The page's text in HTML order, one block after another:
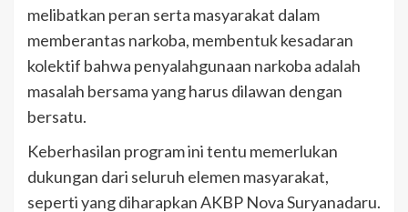
melibatkan peran serta masyarakat dalam
memberantas narkoba, membentuk kesadaran
kolektif bahwa penyalahgunaan narkoba adalah
masalah bersama yang harus dilawan dengan
bersatu.
Keberhasilan program ini tentu memerlukan
dukungan dari seluruh elemen masyarakat,
seperti yang diharapkan AKBP Nova Suryanadaru.